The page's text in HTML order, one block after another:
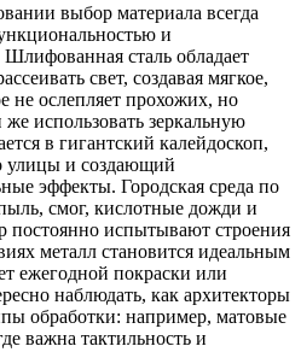
выбор материала всегда
и
сталь обладает
свет, создавая мягкое,
не ослепляет прохожих, но
использовать зеркальную
в гигантский калейдоскоп,
улицы и создающий
эффекты. Городская среда по
смог, кислотные дожди и
постоянно испытывают строения
металл становится идеальным
ежегодной покраски или
наблюдать, как архитекторы
обработки: например, матовые
важна тактильность и